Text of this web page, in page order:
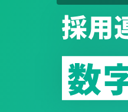
採用連絡を